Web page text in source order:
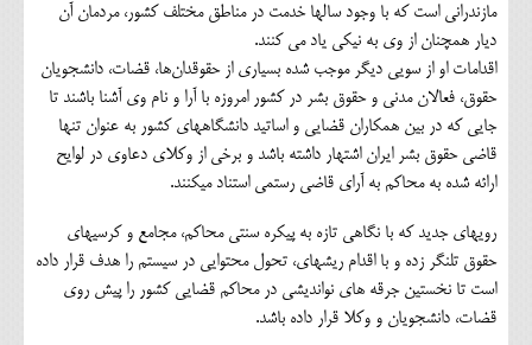
مازندرانی است که با وجود سال‎ها خدمت در مناطق مختلف کشور، مردمان آن
دیار همچنان از وی به نیکی یاد می کنند.
اقدامات او از سویی دیگر موجب شده بسیاری از حقوقدان‌ها، قضات، دانشجویان
حقوق، فعالان مدنی و حقوق بشر در کشور امروزه با آرا و نام وی آشنا باشند تا
جایی که در بین همکاران قضایی و اساتید دانشگاه‎های کشور به عنوان تنها
قاضی حقوق بشر ایران اشتهار داشته باشد و برخی از وکلای دعاوی در لوایح
ارائه شده به محاکم به آرای قاضی رستمی استناد می‎کنند.
رویه‎ای جدید که با نگاهی تازه به پیکره سنتی محاکم، مجامع و کرسی‎های
حقوق تلنگر زده و با اقدام ریشه‎ای، تحول محتوایی در سیستم را هدف قرار داده
است تا نخستین جرقه های نواندیشی در محاکم قضایی کشور را پیش روی
قضات، دانشجویان و وکلا قرار داده باشد.